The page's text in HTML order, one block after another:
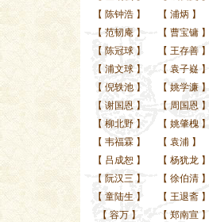
【 陈钟浩 】 【 浦炳 】
【 范韧庵 】 【 曹宝镛 】
【 陈冠球 】 【 王存善 】
【 浦文球 】 【 袁子嶷 】
【 倪轶池 】 【 姚学濂 】
【 谢国恩 】 【 周国恩 】
【 柳北野 】 【 姚肇槐 】
【 韦福霖 】 【 袁浦 】
【 吕成恕 】 【 杨犹龙 】
【 阮汉三 】 【 徐伯清 】
【 童陆生 】 【 王退斋 】
【 容万 】 【 郑南宣 】